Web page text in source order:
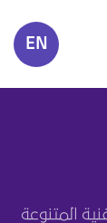
EN
المتنوعة